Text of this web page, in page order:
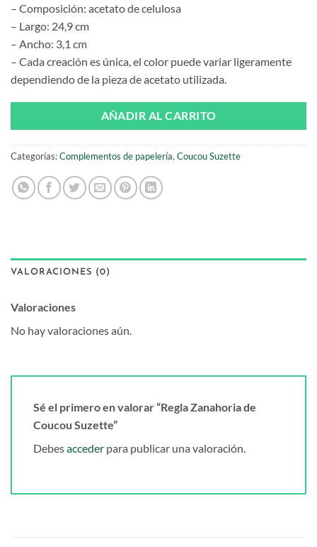
– Composición: acetato de celulosa
– Largo: 24,9 cm
– Ancho: 3,1 cm
– Cada creación es única, el color puede variar ligeramente
dependiendo de la pieza de acetato utilizada.
AÑADIR AL CARRITO
Categorías:Complementos de papelería, Coucou Suzette
VALORACIONES (0)
Valoraciones
No hay valoraciones aún.
Sé el primero en valorar “Regla Zanahoria de
Coucou Suzette”
Debesacceder para publicar una valoración.